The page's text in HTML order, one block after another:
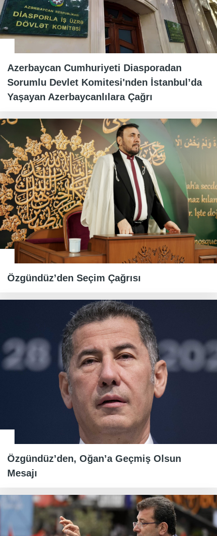
Azerbaycan Cumhuriyeti Diasporadan
Sorumlu Devlet Komitesi'nden İstanbul’da
Yaşayan Azerbaycanlılara Çağrı
Özgündüz’den Seçim Çağrısı
Özgündüz’den, Oğan’a Geçmiş Olsun
Mesajı